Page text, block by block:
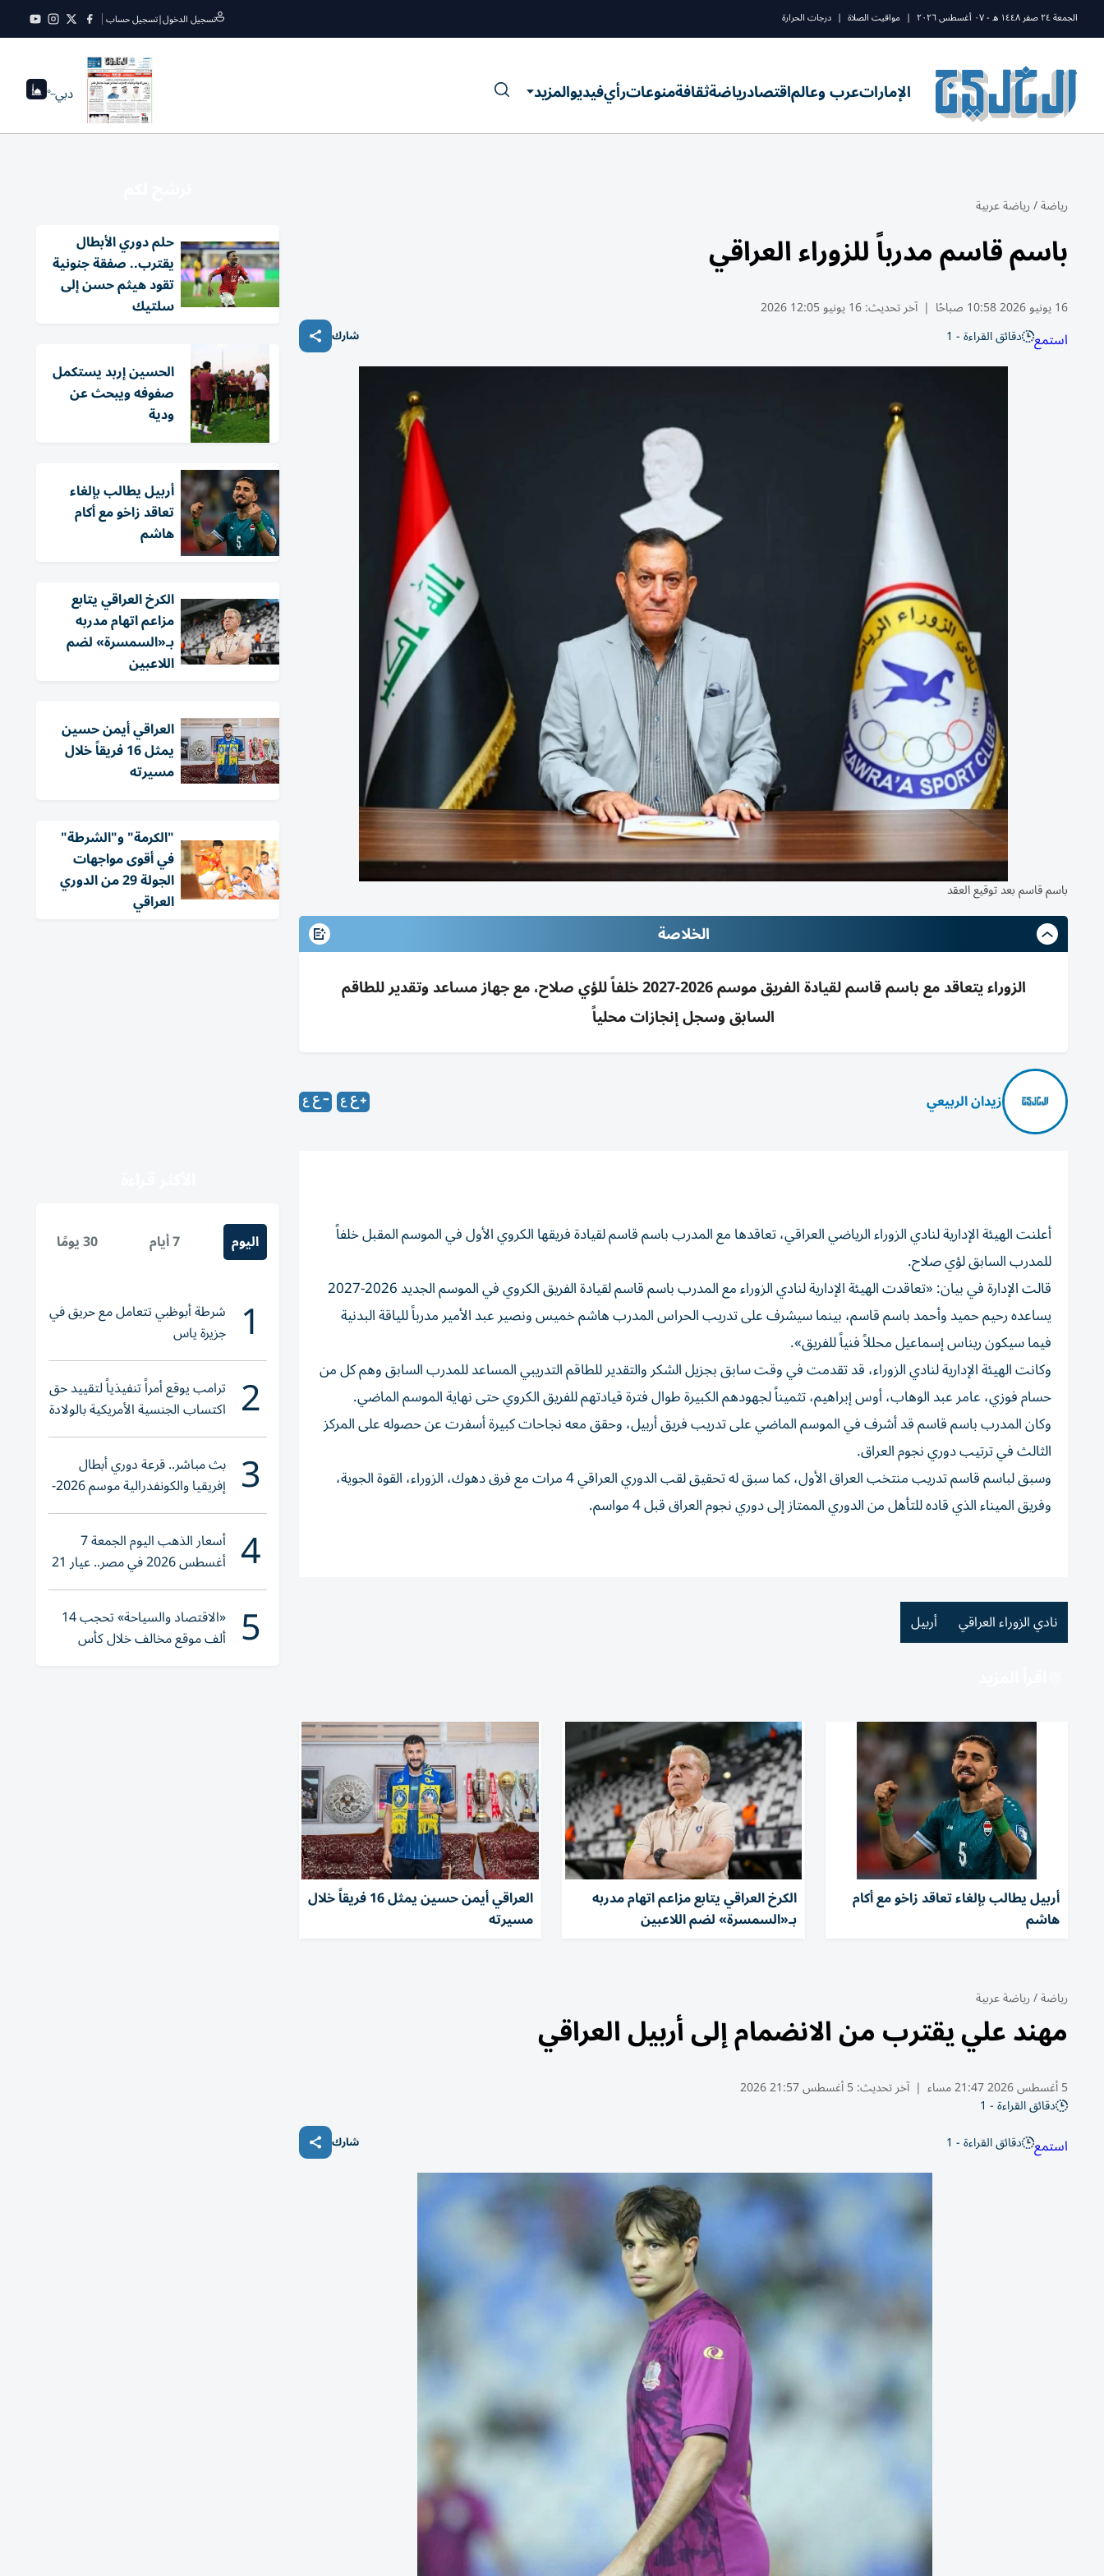
الجمعة ٢٤ صفر ١٤٤٨ ه - ٠٧ أغسطس ٢٠٢٦ | مواقيت الصلاة | درجات الحرارة تسجيل الدخول|تسجيل حساب
الإماراتعرب وعالماقتصادرياضةثقافةمنوعاترأيفيديوالمزيد دبي--°
رياضة/رياضة عربية
باسم قاسم مدرباً للزوراء العراقي
16 يونيو 2026 10:58 صباحًا | آخر تحديث:16 يونيو 12:05 2026
استمع دقائق القراءة - 1 شارك
باسم قاسم بعد توقيع العقد
الخلاصة
الزوراء يتعاقد مع باسم قاسم لقيادة الفريق موسم 2026-2027 خلفاً للؤي صلاح، مع جهاز مساعد وتقدير للطاقم
السابق وسجل إنجازات محلياً
زيدان الربيعي
أعلنت الهيئة الإدارية لنادي الزوراء الرياضي العراقي، تعاقدها مع المدرب باسم قاسم لقيادة فريقها الكروي الأول في الموسم المقبل خلفاً
للمدرب السابق لؤي صلاح.
قالت الإدارة في بيان: «تعاقدت الهيئة الإدارية لنادي الزوراء مع المدرب باسم قاسم لقيادة الفريق الكروي في الموسم الجديد 2026-2027
يساعده رحيم حميد وأحمد باسم قاسم، بينما سيشرف على تدريب الحراس المدرب هاشم خميس ونصير عبد الأمير مدرباً للياقة البدنية
فيما سيكون ريناس إسماعيل محللاً فنياً للفريق».
وكانت الهيئة الإدارية لنادي الزوراء، قد تقدمت في وقت سابق بجزيل الشكر والتقدير للطاقم التدريبي المساعد للمدرب السابق وهم كل من
حسام فوزي، عامر عبد الوهاب، أوس إبراهيم، تثميناً لجهودهم الكبيرة طوال فترة قيادتهم للفريق الكروي حتى نهاية الموسم الماضي.
وكان المدرب باسم قاسم قد أشرف في الموسم الماضي على تدريب فريق أربيل، وحقق معه نجاحات كبيرة أسفرت عن حصوله على المركز
الثالث في ترتيب دوري نجوم العراق.
وسبق لباسم قاسم تدريب منتخب العراق الأول، كما سبق له تحقيق لقب الدوري العراقي 4 مرات مع فرق دهوك، الزوراء، القوة الجوية،
وفريق الميناء الذي قاده للتأهل من الدوري الممتاز إلى دوري نجوم العراق قبل 4 مواسم.
نادي الزوراء العراقي أربيل
أربيل يطالب بإلغاء تعاقد زاخو مع أكام
هاشم
الكرخ العراقي يتابع مزاعم اتهام مدربه
بـ«السمسرة» لضم اللاعبين
العراقي أيمن حسين يمثل 16 فريقاً خلال
مسيرته
رياضة/رياضة عربية
مهند علي يقترب من الانضمام إلى أربيل العراقي
5 أغسطس 2026 21:47 مساء | آخر تحديث:5 أغسطس 21:57 2026
دقائق القراءة - 1
استمع دقائق القراءة - 1 شارك
حلم دوري الأبطال
يقترب.. صفقة جنونية
تقود هيثم حسن إلى
سلتيك
الحسين إربد يستكمل
صفوفه ويبحث عن
ودية
أربيل يطالب بإلغاء
تعاقد زاخو مع أكام
هاشم
الكرخ العراقي يتابع
مزاعم اتهام مدربه
بـ«السمسرة» لضم
اللاعبين
العراقي أيمن حسين
يمثل 16 فريقاً خلال
مسيرته
"الكرمة" و"الشرطة"
في أقوى مواجهات
الجولة 29 من الدوري
العراقي
اليوم 7 أيام 30 يومًا
1 شرطة أبوظبي تتعامل مع حريق في
جزيرة ياس
2 ترامب يوقع أمراً تنفيذياً لتقييد حق
اكتساب الجنسية الأمريكية بالولادة
3 بث مباشر.. قرعة دوري أبطال
إفريقيا والكونفدرالية موسم 2026-
2027
4 أسعار الذهب اليوم الجمعة 7
أغسطس 2026 في مصر.. عيار 21
يقترب من هذا الرقم
5 «الاقتصاد والسياحة» تحجب 14
ألف موقع مخالف خلال كأس